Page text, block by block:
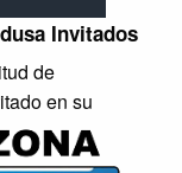
Invitados
de
en su